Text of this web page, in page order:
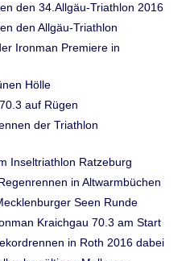
den 34.Allgäu-Triathlon 2016
den Allgäu-Triathlon
Ironman Premiere in
Hölle
auf Rügen
der Triathlon
Inseltriathlon Ratzeburg
in Altwarmbüchen
Seen Runde
Kraichgau 70.3 am Start
in Roth 2016 dabei